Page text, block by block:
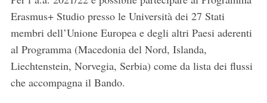
Erasmus+ Studio presso le Università dei 27 Stati
membri dell’Unione Europea e degli altri Paesi aderenti
al Programma (Macedonia del Nord, Islanda,
Liechtenstein, Norvegia, Serbia) come da lista dei flussi
che accompagna il Bando.